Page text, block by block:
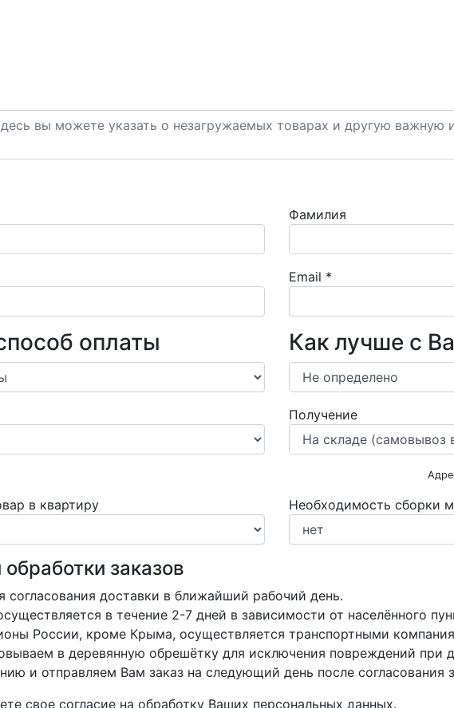
Фамилия
Email *
оплаты Как лучше с
Получение
в квартиру Необходимость сборки
заказов
доставки в ближайший рабочий день.
в течение 2-7 дней в зависимости от населённого
России, кроме Крыма, осуществляется транспортными
в деревянную обрешётку для исключения повреждений при
и отправляем Вам заказ на следующий день после согласования
свое согласие на обработку Ваших персональных данных.